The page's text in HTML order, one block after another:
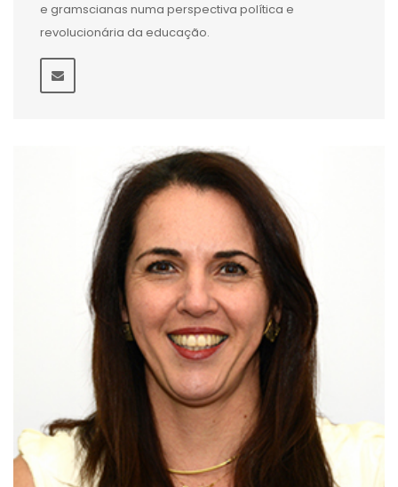
e gramscianas numa perspectiva política e
revolucionária da educação.